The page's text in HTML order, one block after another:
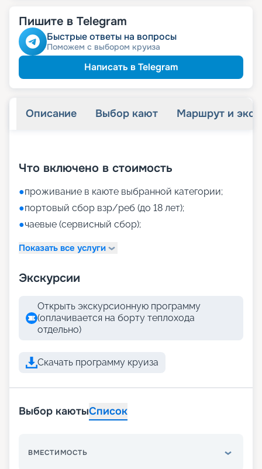
Пишите в Telegram
Быстрые ответы на вопросы
Поможем с выбором круиза
Написать в Telegram
Описание Выбор кают Маршрут и
Что включено в стоимость
●проживание в каюте выбранной категории;
●портовый сбор взр/реб (до 18 лет);
●чаевые (сервисный сбор);
Показать все услуги
Экскурсии
Открыть экскурсионную программу
(оплачивается на борту теплохода
отдельно)
Скачать программу круиза
Выбор каютыСписок
ВМЕСТИМОСТЬ